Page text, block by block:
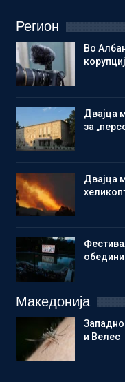
Регион
Во
Двајца
за
Двајца
Македонија
и Велес